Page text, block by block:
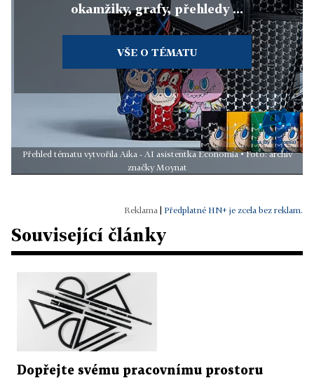
okamžiky, grafy, přehledy ...
VŠE O TÉMATU
Přehled tématu vytvořila Aika - AI asistentka Economia • Foto: archiv
značky Moynat
Předplatné HN+ je zcela bez reklam.
Související články
Dopřejte svému pracovnímu prostoru